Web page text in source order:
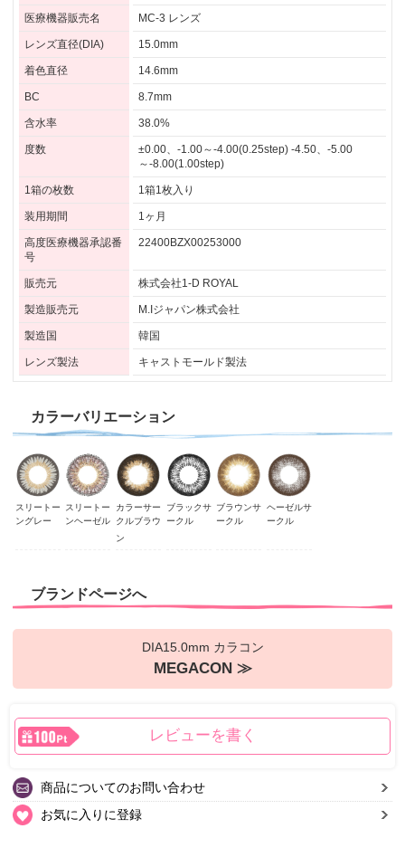
医療機器販売名 MC-3 レンズ
レンズ直径(DIA) 15.0mm
着色直径 14.6mm
BC 8.7mm
含水率 38.0%
度数
±0.00、-1.00～-4.00(0.25step) -4.50、-5.00
～-8.00(1.00step)
1箱の枚数 1箱1枚入り
装用期間 1ヶ月
高度医療機器承認番
号
22400BZX00253000
販売元 株式会社1-D ROYAL
製造販売元 M.Iジャパン株式会社
製造国 韓国
レンズ製法 キャストモールド製法
カラーバリエーション
スリートー
ングレー
スリートー
ンヘーゼル
カラーサー
クルブラウ
ン
ブラックサ
ークル
ブラウンサ
ークル
ヘーゼルサ
ークル
ブランドページへ
DIA15.0mm カラコン
MEGACON ≫
レビューを書く
商品についてのお問い合わせ
お気に入りに登録